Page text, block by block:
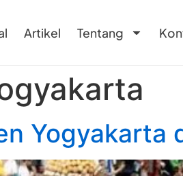
Artikel Tentang
Yogyakarta